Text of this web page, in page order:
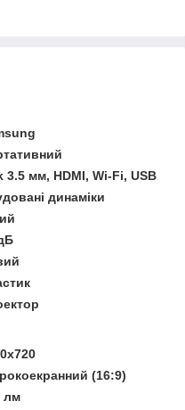
3.5 мм, HDMI, Wi-Fi, USB
динаміки
(16:9)
лм